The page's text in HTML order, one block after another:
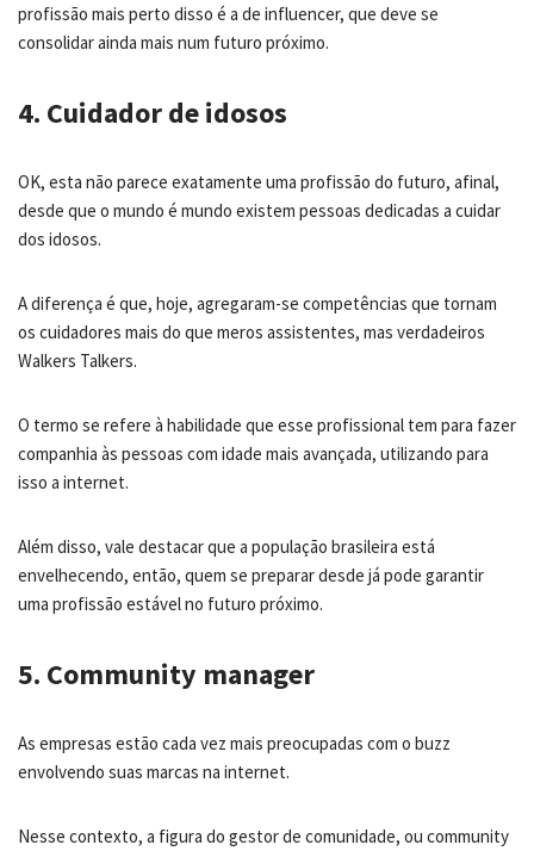
profissão mais perto disso é a de influencer, que deve se
consolidar ainda mais num futuro próximo.
4. Cuidador de idosos
OK, esta não parece exatamente uma profissão do futuro, afinal,
desde que o mundo é mundo existem pessoas dedicadas a cuidar
dos idosos.
A diferença é que, hoje, agregaram-se competências que tornam
os cuidadores mais do que meros assistentes, mas verdadeiros
Walkers Talkers.
O termo se refere à habilidade que esse profissional tem para fazer
companhia às pessoas com idade mais avançada, utilizando para
isso a internet.
Além disso, vale destacar que a população brasileira está
envelhecendo, então, quem se preparar desde já pode garantir
uma profissão estável no futuro próximo.
5. Community manager
As empresas estão cada vez mais preocupadas com o buzz
envolvendo suas marcas na internet.
Nesse contexto, a figura do gestor de comunidade, ou community